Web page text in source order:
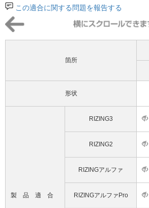
この適合に関する問題を報告する
箇所
形状
製品適合
RIZING3
RIZING2
RIZINGアルファ
RIZINGアルファPro